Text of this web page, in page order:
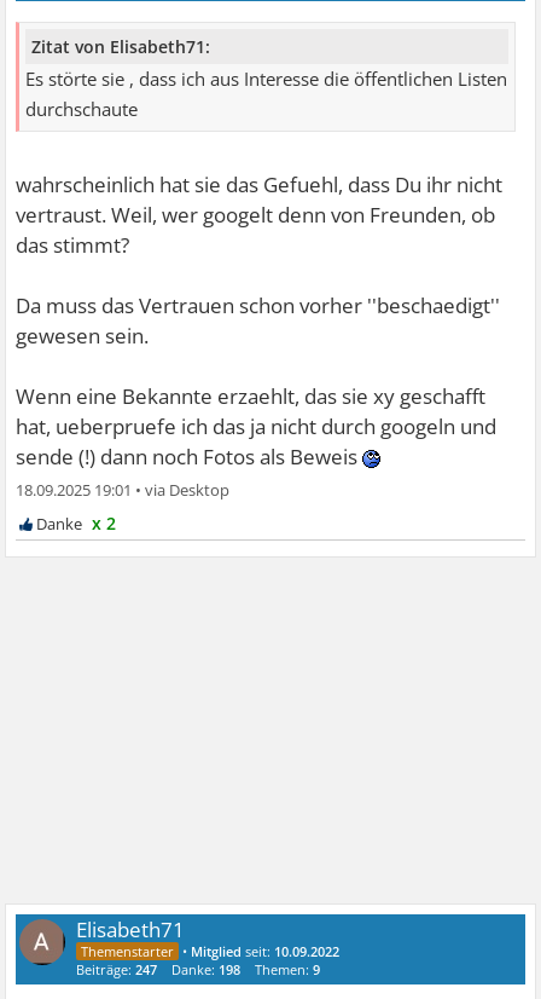
Zitat von Elisabeth71:
Es störte sie , dass ich aus Interesse die öffentlichen Listen
durchschaute
wahrscheinlich hat sie das Gefuehl, dass Du ihr nicht
vertraust. Weil, wer googelt denn von Freunden, ob
das stimmt?
Da muss das Vertrauen schon vorher ''beschaedigt''
gewesen sein.
Wenn eine Bekannte erzaehlt, das sie xy geschafft
hat, ueberpruefe ich das ja nicht durch googeln und
sende (!) dann noch Fotos als Beweis
18.09.2025 19:01 •
x 2
Elisabeth71
• Mitglied seit: 10.09.2022
Beiträge:247 Danke: 198 Themen:9